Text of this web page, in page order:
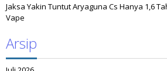
Jaksa Yakin Tuntut Aryaguna Cs Hanya 1,6
Vape
Arsip